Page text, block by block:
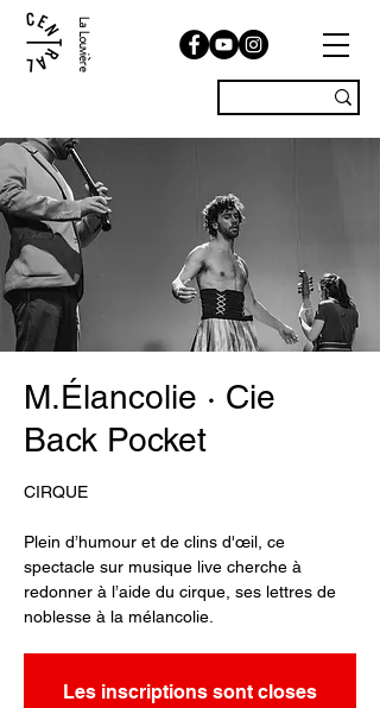
La Louvière
M.Élancolie · Cie
Back Pocket
CIRQUE
Plein d’humour et de clins d'œil, ce
spectacle sur musique live cherche à
redonner à l’aide du cirque, ses lettres de
noblesse à la mélancolie.
Les inscriptions sont closes